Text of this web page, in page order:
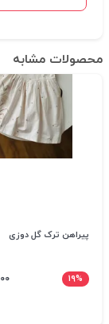
محصولات مشابه
پیراهن ترک گل دوزی
۱۹%